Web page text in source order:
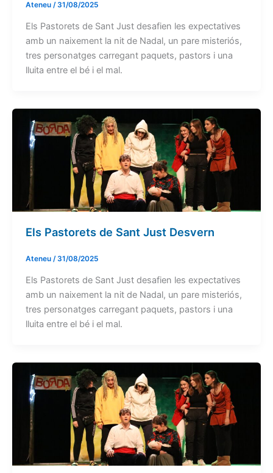
Ateneu /31/08/2025
Els Pastorets de Sant Just desafien les expectatives
amb un naixement la nit de Nadal, un pare misteriós,
tres personatges carregant paquets, pastors i una
lluita entre el bé i el mal.
Els Pastorets de Sant Just Desvern
Ateneu /31/08/2025
Els Pastorets de Sant Just desafien les expectatives
amb un naixement la nit de Nadal, un pare misteriós,
tres personatges carregant paquets, pastors i una
lluita entre el bé i el mal.